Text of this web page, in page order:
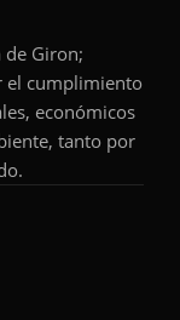
de Giron;
el cumplimiento
económicos
tanto por